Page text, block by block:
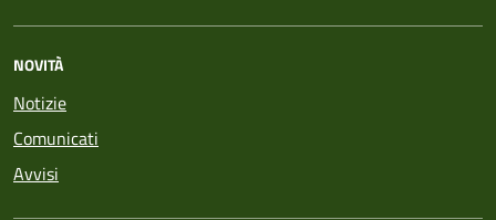
NOVITÀ
Notizie
Comunicati
Avvisi